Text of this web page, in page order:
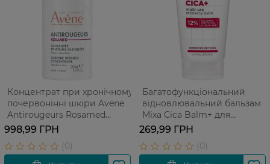
Концентрат при хронічному
почервонінні шкіри Avene
Antirougeurs Rosamed
Chronic Redness Concentrate
30 мл
998,99 ГРН
Багатофункціональний
відновлювальний бальзам
Mixa Cica Balm+ для
подразненої сухої чутливої
шкіри немовлят, дітей та
дорослих 50 мл
269,99 ГРН